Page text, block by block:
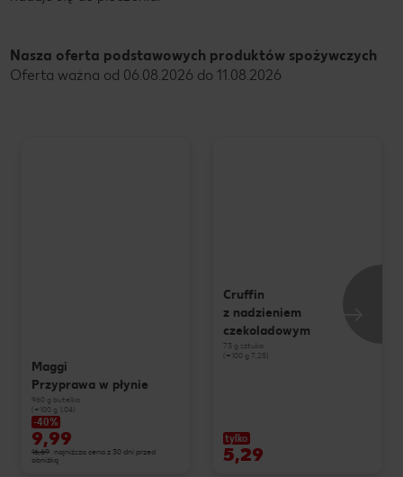
Nasza oferta podstawowych produktów spożywczych
Oferta ważna od 06.08.2026 do 11.08.2026
Maggi
Przyprawa w płynie
960 g butelka
(=100 g 1,04)
-40%
9,99
16,69 najniższa cena z 30 dni przed
obniżką
Cruffin
z nadzieniem
czekoladowym
73 g sztuka
(=100 g 7,25)
tylko
5,29